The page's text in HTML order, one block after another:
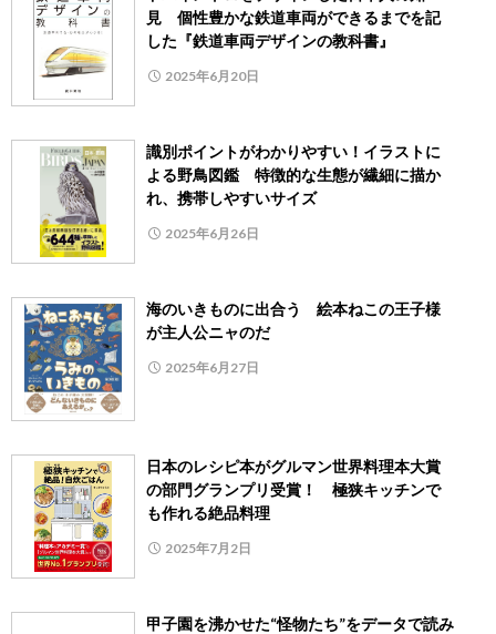
見 個性豊かな鉄道車両ができるまでを記
した『鉄道車両デザインの教科書』
2025年6月20日
識別ポイントがわかりやすい！イラストに
よる野鳥図鑑 特徴的な生態が繊細に描か
れ、携帯しやすいサイズ
2025年6月26日
海のいきものに出合う 絵本ねこの王子様
が主人公ニャのだ
2025年6月27日
日本のレシピ本がグルマン世界料理本大賞
の部門グランプリ受賞！ 極狭キッチンで
も作れる絶品料理
2025年7月2日
甲子園を沸かせた“怪物たち”をデータで読み